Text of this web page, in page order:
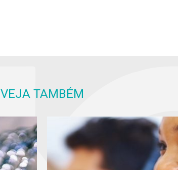
VEJA TAMBÉM